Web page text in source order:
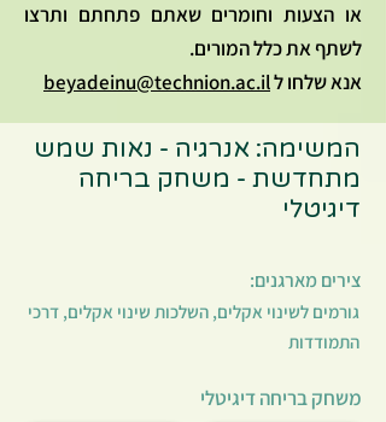
או הצעות וחומרים שאתם פתחתם ותרצו
לשתף את כלל המורים.
אנא שלחו לbeyadeinu@technion.ac.il
המשימה: אנרגיה - נאות שמש
מתחדשת - משחק בריחה
דיגיטלי
צירים מארגנים:
גורמים לשינוי אקלים, השלכות שינוי אקלים, דרכי
התמודדות
משחק בריחה דיגיטלי